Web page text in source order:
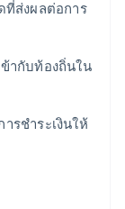
ที่ส่งผลต่อการ
ากับท้องถิ่นใน
รชําระเงินให้